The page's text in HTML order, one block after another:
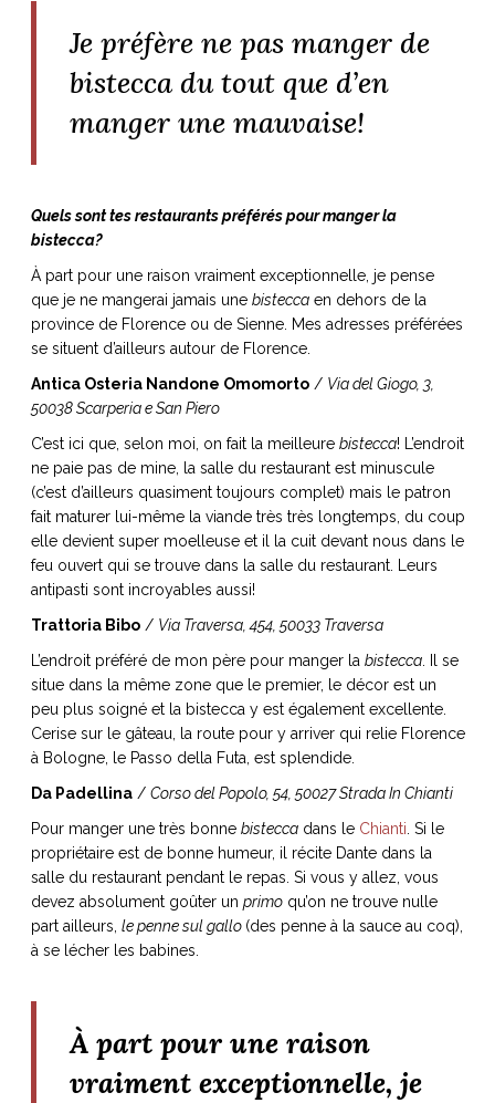
ART ET DESIGN
Je préfère ne pas manger de
bistecca du tout que d’en
manger une mauvaise!
Quels sont tes restaurants préférés pour manger la
bistecca?
À part pour une raison vraiment exceptionnelle, je pense
que je ne mangerai jamais une bisteccaen dehors de la
province de Florence ou de Sienne. Mes adresses préférées
se situent d’ailleurs autour de Florence.
Antica Osteria Nandone Omomorto/ Via del Giogo, 3,
50038 Scarperia e San Piero
C’est ici que, selon moi, on fait la meilleure bistecca! L’endroit
ne paie pas de mine, la salle du restaurant est minuscule
(c’est d’ailleurs quasiment toujours complet) mais le patron
fait maturer lui-même la viande très très longtemps, du coup
elle devient super moelleuse et il la cuit devant nous dans le
feu ouvert qui se trouve dans la salle du restaurant. Leurs
antipasti sont incroyables aussi!
Trattoria Bibo/ Via Traversa, 454, 50033 Traversa
L’endroit préféré de mon père pour manger la bistecca. Il se
situe dans la même zone que le premier, le décor est un
peu plus soigné et la bistecca y est également excellente.
Cerise sur le gâteau, la route pour y arriver qui relie Florence
à Bologne, le Passo della Futa, est splendide.
Da Padellina/ Corso del Popolo, 54, 50027 Strada In Chianti
Pour manger une très bonne bisteccadans le Chianti. Si le
propriétaire est de bonne humeur, il récite Dante dans la
salle du restaurant pendant le repas. Si vous y allez, vous
devez absolument goûter un primoqu’on ne trouve nulle
part ailleurs, le penne sul gallo (des penne à la sauce au coq),
à se lécher les babines.
À part pour une raison
vraiment exceptionnelle, je